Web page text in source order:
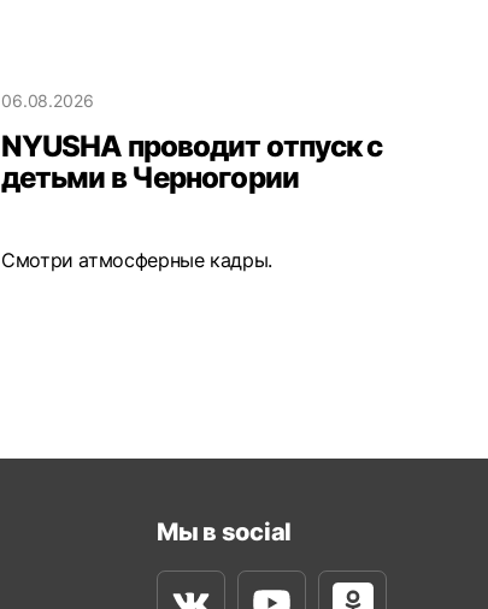
06.08.2026
NYUSHA проводит отпуск с
детьми в Черногории
Смотри атмосферные кадры.
Мы в social